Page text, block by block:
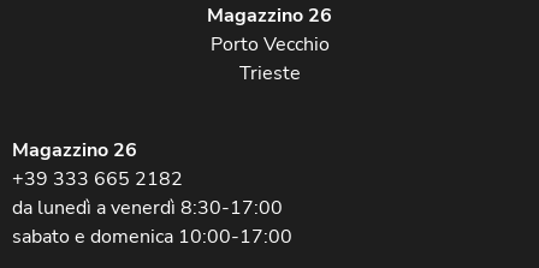
Magazzino 26
Porto Vecchio
Trieste
Magazzino 26
+39 333 665 2182
da lunedì a venerdì 8:30-17:00
sabato e domenica 10:00-17:00